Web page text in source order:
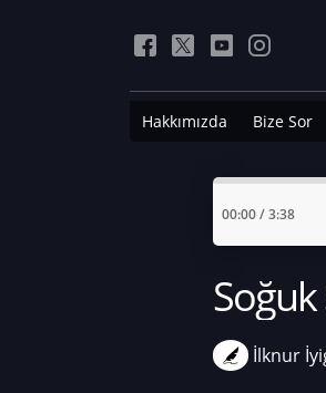
Hakkımızda Bize Sor
00:00/3:38
İlknur